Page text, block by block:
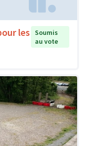
les
Soumis
au vote